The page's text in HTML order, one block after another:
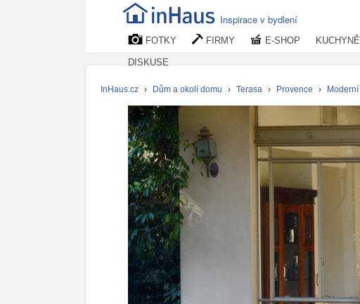
Inspirace v bydlení
FOTKY FIRMY E-SHOP KUCHYNĚ
DISKUSE
InHaus.cz › Dům a okolí domu › Terasa › Provence › Moderní